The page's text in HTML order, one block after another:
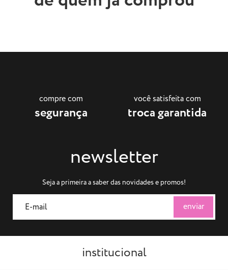
compre com
segurança
você satisfeita com
troca garantida
newsletter
Seja a primeira a saber das novidades e promos!
institucional